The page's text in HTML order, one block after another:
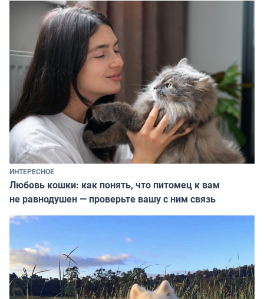
ИНТЕРЕСНОЕ
Любовь кошки: как понять, что питомец к вам
не равнодушен — проверьте вашу с ним связь